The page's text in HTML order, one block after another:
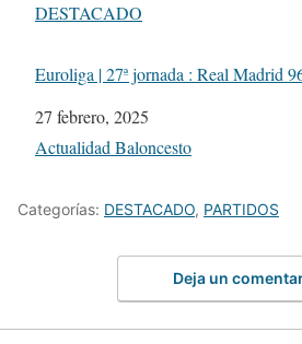
Respecto a
DESTACADO
Euroliga | 27ª jornada : Real Madrid
Fecha
27 febrero, 2025
Respecto a
Actualidad Baloncesto
Categorías: DESTACADO, PARTIDOS
Deja un